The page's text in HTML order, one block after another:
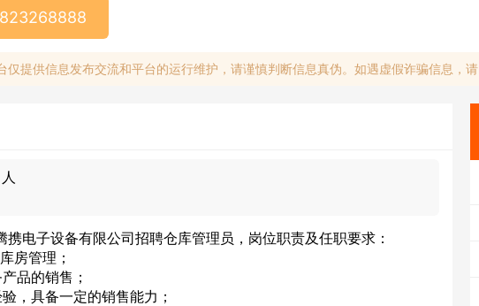
仅提供信息发布交流和平台的运行维护，请谨慎判断信息真伪。如遇虚假诈骗信息，请
携电子设备有限公司招聘仓库管理员，岗位职责及任职要求：
房管理；
品的销售；
，具备一定的销售能力；